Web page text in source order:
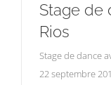
Stage de
Rios
Stage de dance
22 septembre